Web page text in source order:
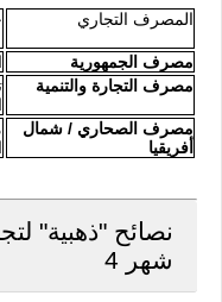
المصرف التجاري
مصرف الجمهورية
مصرف التجارة والتنمية
مصرف الصحاري / شمال
أفريقيا
نصائح "ذهبية"
شهر 4